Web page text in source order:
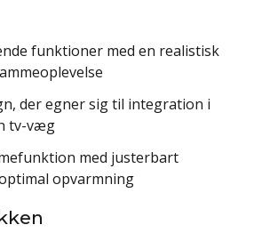
funktioner med en realistisk
der egner sig til integration i
tv-væg
med justerbart
opvarmning